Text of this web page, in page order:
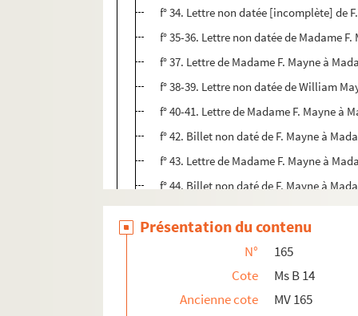
f° 34. Lettre non datée [incomplète] de
f° 35-36. Lettre non datée de Madame
f° 37. Lettre de Madame F. Mayne à
f° 38-39. Lettre non datée de William
f° 40-41. Lettre de Madame F. Mayne à
f° 42. Billet non daté de F. Mayne à
f° 43. Lettre de Madame F. Mayne à
f° 44. Billet non daté de F. Mayne à
f° 45-46. Billet de Guillaume [William]
f° 47-48. Lettre de Madame F. Mayne à
f° 49. Billet non daté de F. Mayne à
f° 50. Lettre de Madame F. Mayne à
f° 51. Billet non daté de F. Mayne à
Présentation du contenu
N°
165
Cote
Ms B 14
Ancienne cote
MV 165